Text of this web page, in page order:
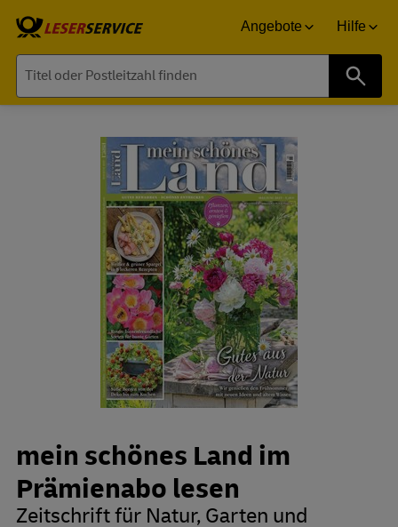
Angebote Hilfe
mein schönes Land im
Prämienabo lesen
Zeitschrift für Natur, Garten und